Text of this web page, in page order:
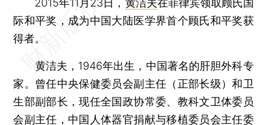
2015年11月23日， 黄洁夫在菲律宾领取顾氏国
际和平奖，成为中国大陆医学界首个顾氏和平奖获
得者。
黄洁夫，1946年出生，中国著名的肝胆外科专
家。曾任中央保健委员会副主任（正部长级）和卫
生部副部长，现任全国政协常委、教科文卫体委员
会副主任，中国人体器官捐献与移植委员会主任委